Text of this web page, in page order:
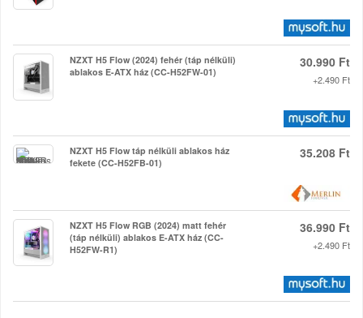
NZXT H5 Flow (2024) fehér (táp nélküli)
ablakos E-ATX ház (CC-H52FW-01)
30.990 Ft
+2.490 Ft
NZXT H5 Flow táp nélküli ablakos ház
fekete (CC-H52FB-01)
35.208 Ft
NZXT H5 Flow RGB (2024) matt fehér
(táp nélküli) ablakos E-ATX ház (CC-
H52FW-R1)
36.990 Ft
+2.490 Ft